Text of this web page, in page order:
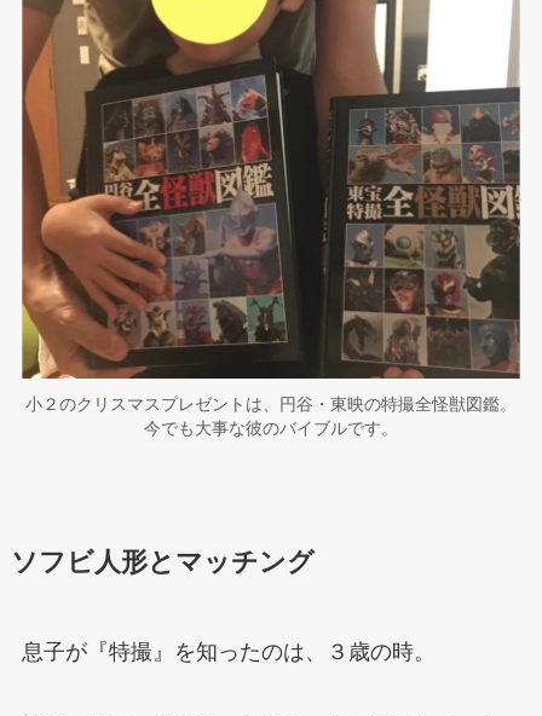
小２のクリスマスプレゼントは、円谷・東映の特撮全怪獣図鑑。
今でも大事な彼のバイブルです。
ソフビ人形とマッチング
息子が『特撮』を知ったのは、３歳の時。